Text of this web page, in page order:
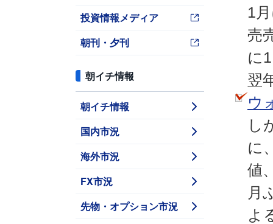
投資情報メディア
朝刊・夕刊
朝イチ情報
朝イチ情報
国内市況
海外市況
FX市況
先物・オプション市況
1
売
に
翌
ウ
し
に
値
月
よ